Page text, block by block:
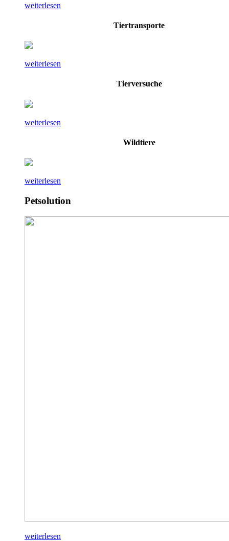
weiterlesen
Tiertransporte
weiterlesen
Tierversuche
weiterlesen
Wildtiere
weiterlesen
Petsolution
weiterlesen